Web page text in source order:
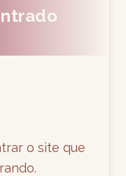
o site que